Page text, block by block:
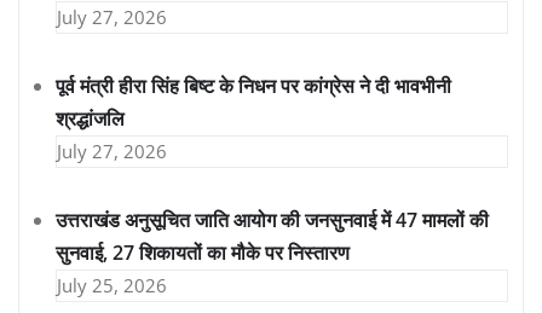
July 27, 2026
पूर्व मंत्री हीरा सिंह बिष्ट के निधन पर कांग्रेस ने दी भावभीनी
श्रद्धांजलि
July 27, 2026
उत्तराखंड अनुसूचित जाति आयोग की जनसुनवाई में 47 मामलों की
सुनवाई, 27 शिकायतों का मौके पर निस्तारण
July 25, 2026